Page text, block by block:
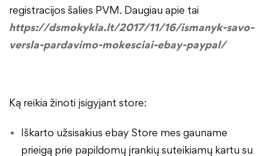
registracijos šalies PVM. Daugiau apie tai
https://dsmokykla.lt/2017/11/16/ismanyk-savo-
versla-pardavimo-mokesciai-ebay-paypal/
Ką reikia žinoti įsigyjant store:
Iškarto užsisakius ebay Store mes gauname
prieigą prie papildomų įrankių suteikiamų kartu su